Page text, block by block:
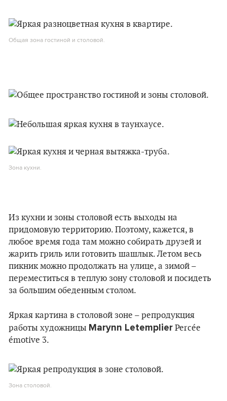
Общая зона гостиной и столовой.
Зона кухни.
Из кухни и зоны столовой есть выходы на
придомовую территорию. Поэтому, кажется, в
любое время года там можно собирать друзей и
жарить гриль или готовить шашлык. Летом весь
пикник можно продолжать на улице, а зимой –
переместиться в теплую зону столовой и посидеть
за большим обеденным столом.
Яркая картина в столовой зоне – репродукция
работы художницы Marynn Letemplier Percée
émotive 3.
Зона столовой.